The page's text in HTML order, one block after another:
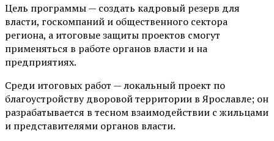
Цель программы — создать кадровый резерв для
власти, госкомпаний и общественного сектора
региона, а итоговые защиты проектов смогут
применяться в работе органов власти и на
предприятиях.
Среди итоговых работ — локальный проект по
благоустройству дворовой территории в Ярославле; он
разрабатывается в тесном взаимодействии с жильцами
и представителями органов власти.